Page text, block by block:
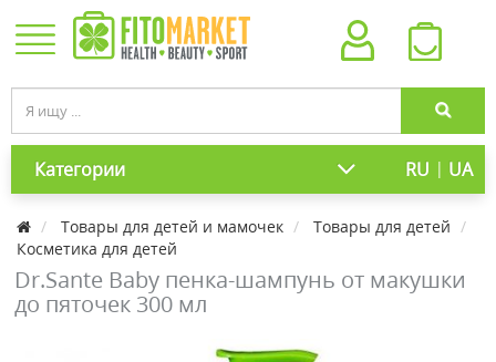
Категории RU | UA
Товары для детей и мамочек
Товары для детей
Косметика для детей
Dr.Sante Baby пенка-шампунь от макушки
до пяточек 300 мл